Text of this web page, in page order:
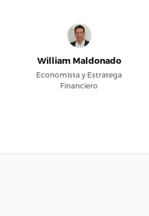
William Maldonado
Economista y Estratega
Financiero